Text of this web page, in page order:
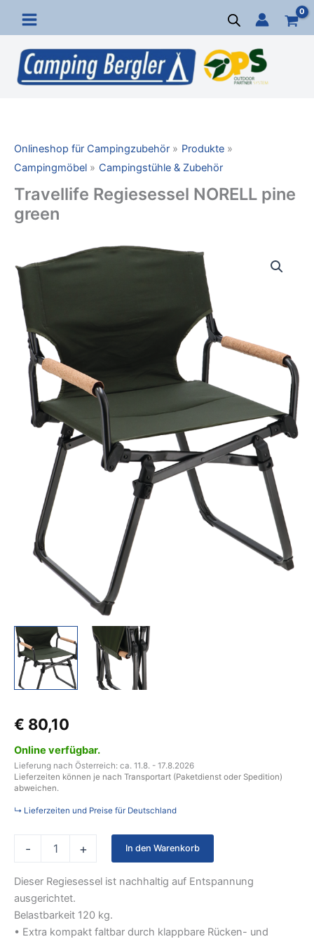
Inhalt
springen
Onlineshop für Campingzubehör
Produkte
Campingmöbel
Campingstühle & Zubehör
Travellife Regiesessel NORELL pine
green
€ 80,10
Online verfügbar.
Lieferung nach Österreich: ca. 11.8. - 17.8.2026
Lieferzeiten können je nach Transportart (Paketdienst oder Spedition)
abweichen.
↳ Lieferzeiten und Preise für Deutschland
-
Regiesessel
NORELL
pine
green
Menge
+ In den Warenkorb
Dieser Regiesessel ist nachhaltig auf Entspannung
ausgerichtet.
Belastbarkeit 120 kg.
• Extra kompakt faltbar durch klappbare Rücken- und